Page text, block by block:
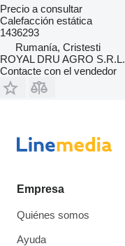
Precio a consultar
Calefacción estática
1436293
Rumanía, Cristesti
ROYAL DRU AGRO S.R.L.
Contacte con el vendedor
Empresa
Quiénes somos
Ayuda